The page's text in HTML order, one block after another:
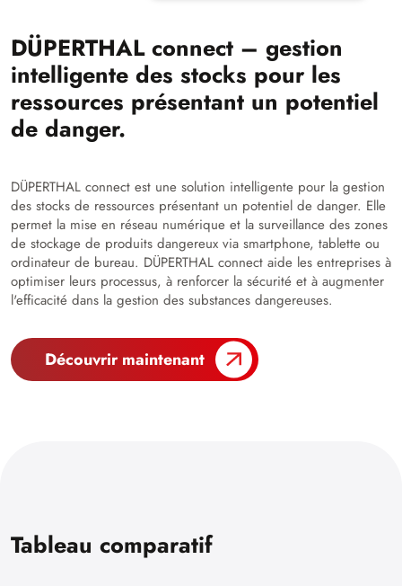
DÜPERTHAL connect – gestion
intelligente des stocks pour les
ressources présentant un potentiel
de danger.
DÜPERTHAL connect est une solution intelligente pour la gestion
des stocks de ressources présentant un potentiel de danger. Elle
permet la mise en réseau numérique et la surveillance des zones
de stockage de produits dangereux via smartphone, tablette ou
ordinateur de bureau. DÜPERTHAL connect aide les entreprises à
optimiser leurs processus, à renforcer la sécurité et à augmenter
l'efficacité dans la gestion des substances dangereuses.
Découvrir maintenant
Tableau comparatif